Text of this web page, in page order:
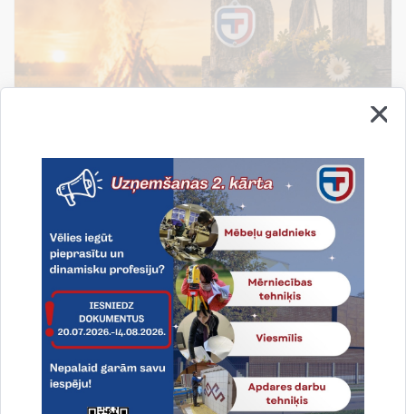
Līgo svētki - tas ir laiks, kad apstājamies, atskatamies
un novērtējam to, kas patiesi svarīgs: ģimene,
draudzība un piederība savai zemei.
19.06.2026.